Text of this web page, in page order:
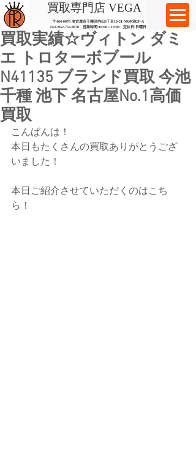
​買取専門店 VEGA
〒464-0075 名古屋市千種区内山3丁目10-21 ​ NR今池2F-A​
TEL:052-753-8670 営業時間:10:00～19:00​ 定休日:日曜日
買取実績☆ヴィトン ダミ
エ トロターボブール
N41135 ブランド買取 今池
千種 池下 名古屋No.1高価
買取
こんばんは！
本日もたくさんの買取ありがとうござ
いました！
本日ご紹介させていただくのはこち
ら！